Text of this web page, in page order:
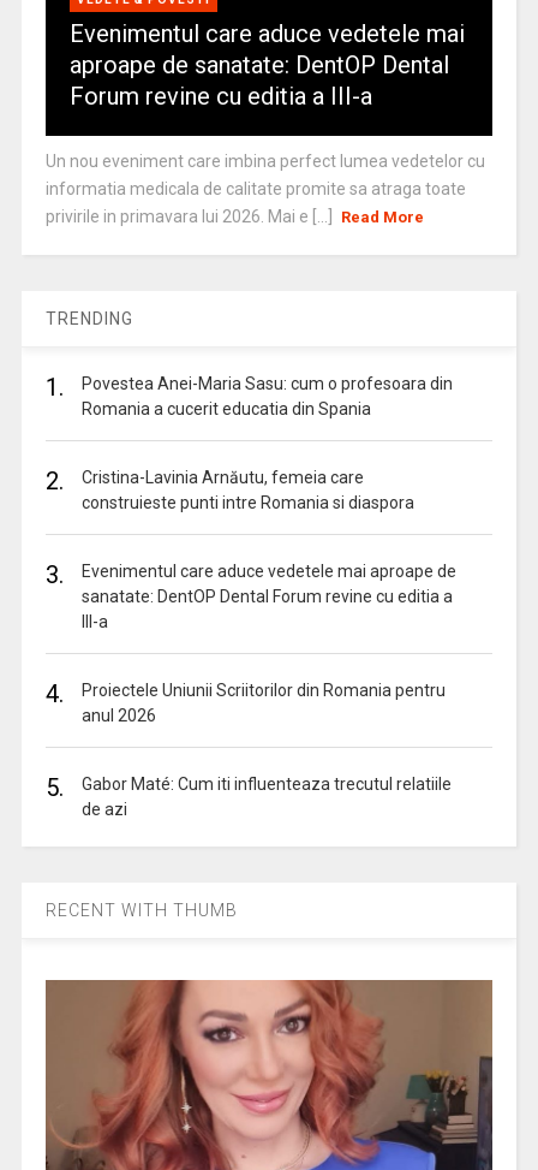
Evenimentul care aduce vedetele mai
aproape de sanatate: DentOP Dental
Forum revine cu editia a III-a
Un nou eveniment care imbina perfect lumea vedetelor cu
informatia medicala de calitate promite sa atraga toate
privirile in primavara lui 2026. Mai e [...]
Read More
TRENDING
1.
Povestea Anei-Maria Sasu: cum o profesoara din
Romania a cucerit educatia din Spania
2.
Cristina-Lavinia Arnăutu, femeia care
construieste punti intre Romania si diaspora
3.
Evenimentul care aduce vedetele mai aproape de
sanatate: DentOP Dental Forum revine cu editia a
III-a
4.
Proiectele Uniunii Scriitorilor din Romania pentru
anul 2026
5.
Gabor Maté: Cum iti influenteaza trecutul relatiile
de azi
RECENT WITH THUMB